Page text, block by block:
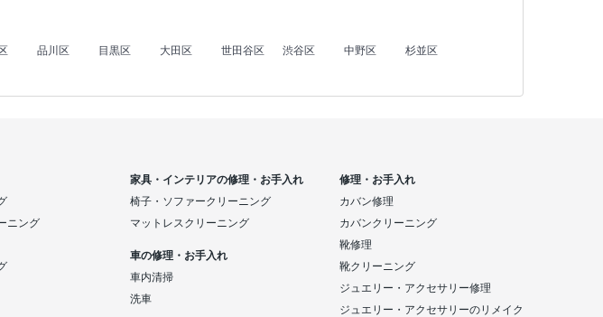
品川区 目黒区 大田区 世田谷区 渋谷区 中野区
杉並区
ニング
家具・インテリアの修理・お手入れ
椅子・ソファークリーニング
マットレスクリーニング
車の修理・お手入れ
車内清掃
洗車
修理・お手入れ
カバン修理
カバンクリーニング
靴修理
靴クリーニング
ジュエリー・アクセサリー修理
ジュエリー・アクセサリーのリメイク